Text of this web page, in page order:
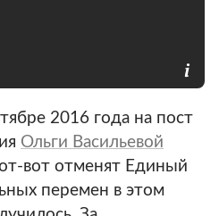
2016 года на пост
Ольги Васильевой
вот отменят Единый
перемен в этом